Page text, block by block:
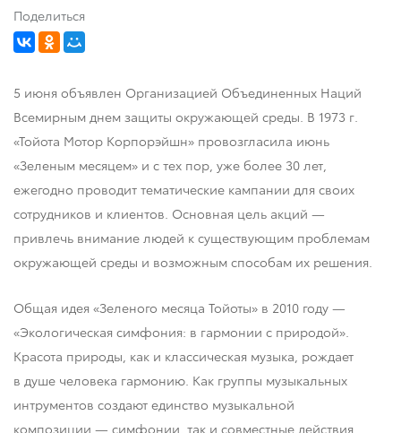
Поделиться
5 июня объявлен Организацией Объединенных Наций
Всемирным днем защиты окружающей среды. В 1973 г.
«Тойота Мотор Корпорэйшн» провозгласила июнь
«Зеленым месяцем» и с тех пор, уже более 30 лет,
ежегодно проводит тематические кампании для своих
сотрудников и клиентов. Основная цель акций —
привлечь внимание людей к существующим проблемам
окружающей среды и возможным способам их решения.
Общая идея «Зеленого месяца Тойоты» в 2010 году —
«Экологическая симфония: в гармонии с природой».
Красота природы, как и классическая музыка, рождает
в душе человека гармонию. Как группы музыкальных
интрументов создают единство музыкальной
композиции — симфонии, так и совместные действия